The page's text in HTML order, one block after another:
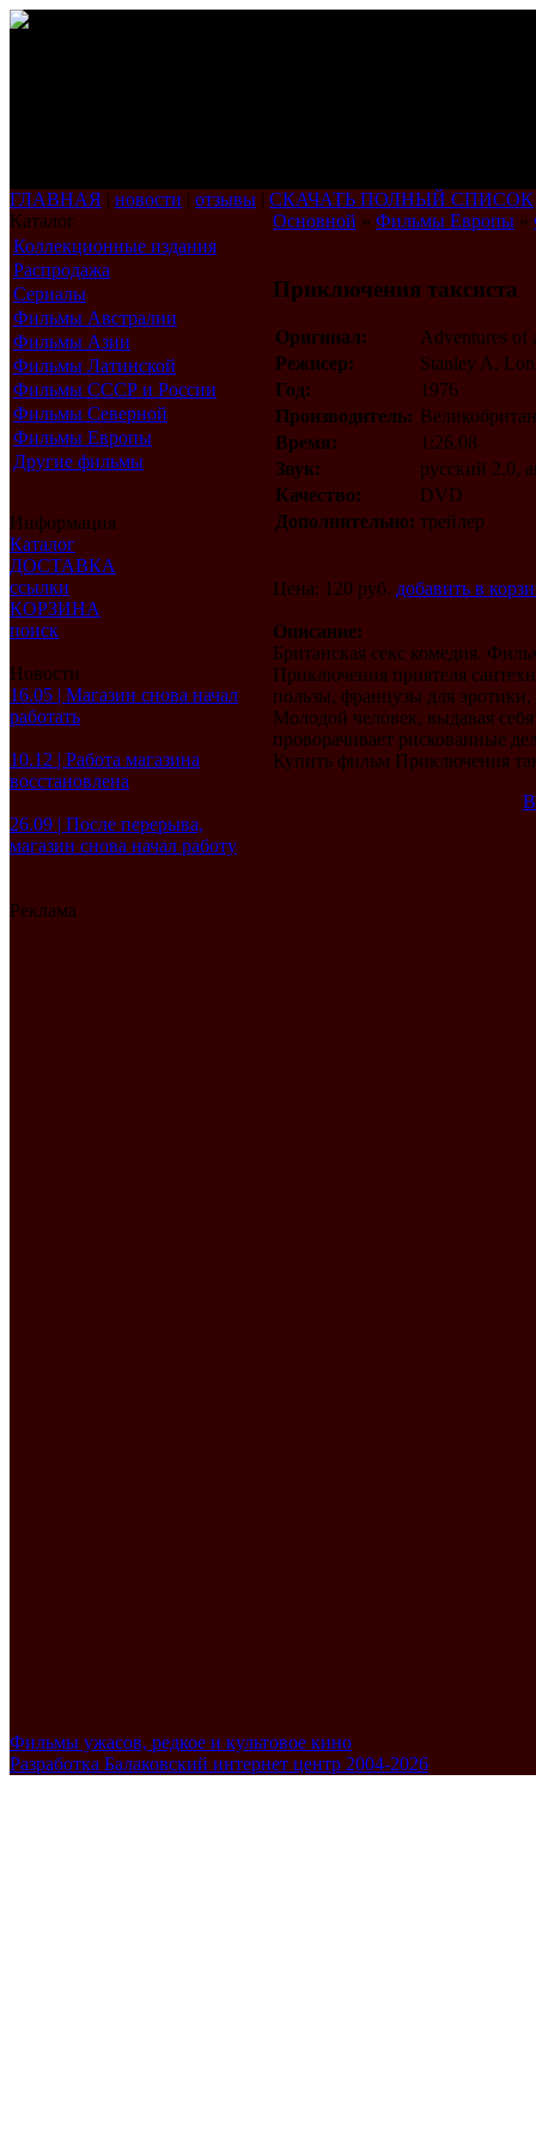
ГЛАВНАЯ | новости | отзывы | СКАЧАТЬ ПОЛНЫЙ СПИСОК
Каталог
Коллекционные издания
Распродажа
Сериалы
Фильмы Австралии
Фильмы Азии
Фильмы Латинской
Америки
Фильмы СССР и России
Фильмы Северной
Америки
Фильмы Европы
Другие фильмы
Информация
Каталог
ДОСТАВКА
ссылки
КОРЗИНА
поиск
Новости
16.05 | Магазин снова начал
работать
10.12 | Работа магазина
восстановлена
26.09 | После перерыва,
магазин снова начал работу
Реклама
Основной » Фильмы Европы »
Приключения таксиста
Оригинал:
Adventures of
Режисер:
Stanley A.
Год:
1976
Производитель:
Время:
1:26.08
Звук:
русский 2.0,
Качество:
DVD
Дополнительно: трейлер
Цена: 120 руб. добавить в
Описание:
Британская секс комедия.
Приключения приятеля
пользы, французы для
Молодой человек, выдавая
проворачивает рискованные
Купить фильм Приключения
Фильмы ужасов, редкое и культовое кино
Разработка Балаковский интернет центр 2004-2026